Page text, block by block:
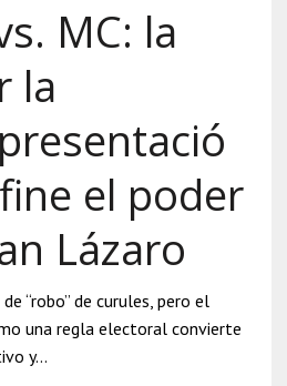
MC: la
la
el poder
Lázaro
“robo” de curules, pero el
una regla electoral convierte
y…